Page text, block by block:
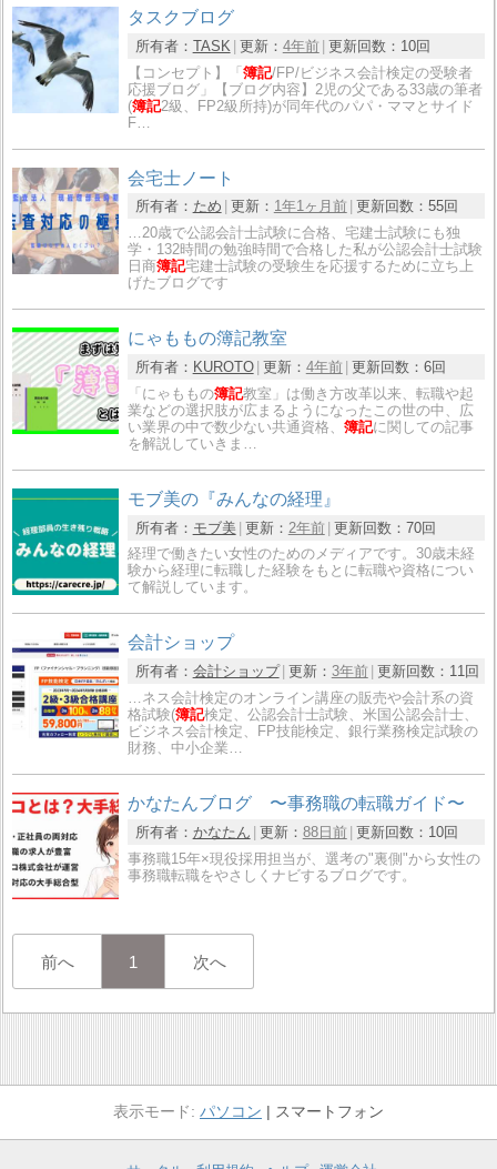
タスクブログ
所有者： TASK 更新： 4年前 更新回数： 10回
【コンセプト】「簿記/FP/ビジネス会計検定の受験者
応援ブログ」【ブログ内容】2児の父である33歳の筆者
(簿記2級、FP2級所持)が同年代のパパ・ママとサイド
F…
会宅士ノート
所有者： ため 更新： 1年1ヶ月前 更新回数： 55回
…20歳で公認会計士試験に合格、宅建士試験にも独
学・132時間の勉強時間で合格した私が公認会計士試験
日商簿記宅建士試験の受験生を応援するために立ち上
げたブログです
にゃももの簿記教室
所有者： KUROTO 更新： 4年前 更新回数： 6回
「にゃももの簿記教室」は働き方改革以来、転職や起
業などの選択肢が広まるようになったこの世の中、広
い業界の中で数少ない共通資格、簿記に関しての記事
を解説していきま…
モブ美の『みんなの経理』
所有者： モブ美 更新： 2年前 更新回数： 70回
経理で働きたい女性のためのメディアです。30歳未経
験から経理に転職した経験をもとに転職や資格につい
て解説しています。
会計ショップ
所有者： 会計ショップ 更新： 3年前 更新回数： 11回
…ネス会計検定のオンライン講座の販売や会計系の資
格試験(簿記検定、公認会計士試験、米国公認会計士、
ビジネス会計検定、FP技能検定、銀行業務検定試験の
財務、中小企業…
かなたんブログ 〜事務職の転職ガイド〜
所有者： かなたん 更新： 88日前 更新回数： 10回
事務職15年×現役採用担当が、選考の"裏側"から女性の
事務職転職をやさしくナビするブログです。
前へ 1 次へ
パソコン スマートフォン